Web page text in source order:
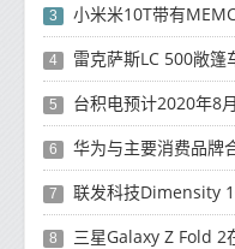
3 小米米10T带有
4 雷克萨斯LC 500敞篷
5 台积电预计2020年8
6 华为与主要消费品牌合作，在
7 联发科技Dimensity
8 三星Galaxy Z Fold 2